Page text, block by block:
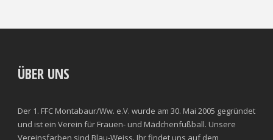
ÜBER UNS
Der 1. FFC Montabaur/Ww. e.V. wurde am 30. Mai 2005 gegründet
und ist ein Verein für Frauen- und Mädchenfußball. Unsere
Vereinsfarben sind Blau-Weiss. Ihr findet uns auf dem